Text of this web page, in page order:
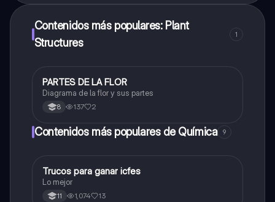
Contenidos más populares: Plant
Structures
1
Biologia
PARTES DE LA FLOR
Diagrama de la flor y sus partes
8 137 2
Contenidos más populares de Química 9
Química
Trucos para ganar icfes
Lo mejor
11 1,074 13